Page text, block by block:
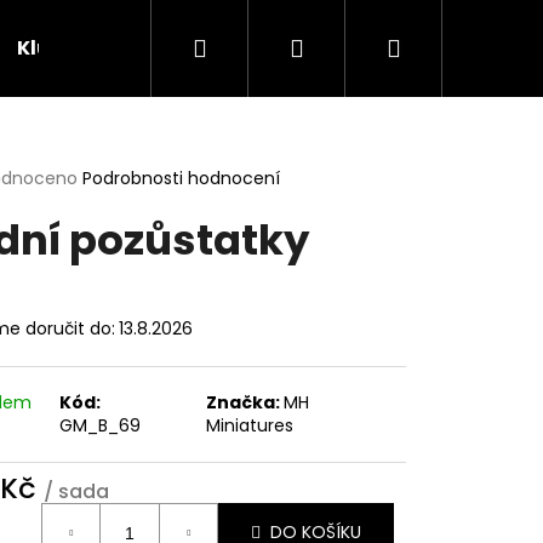
Klubovna SoutěžeHledat PřihlášeníNákupní
Podrobnosti hodnocení
pozůstatky
doručit do: 13.8.2026
Kód:
GM_B_69
Značka:MH
Miniatures
/ sada
DO KOŠÍKU